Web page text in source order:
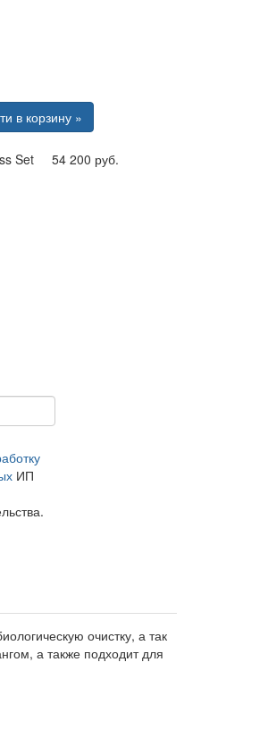
в корзину »
Set
54 200 руб.
ИП
очистку, а так
а также подходит для